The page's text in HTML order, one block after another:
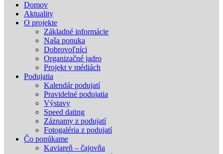
Domov
Aktuality
O projekte
Základné informácie
Naša ponuka
Dobrovoľníci
Organizačné jadro
Projekt v médiách
Podujatia
Kalendár podujatí
Pravidelné podujatia
Výstavy
Speed dating
Záznamy z podujatí
Fotogaléria z podujatí
Čo ponúkame
Kaviareň – čajovňa